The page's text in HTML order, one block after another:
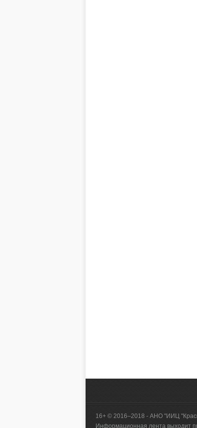
16+ © 2016–2018 - АНО "ИИЦ
Информационная лента выходит